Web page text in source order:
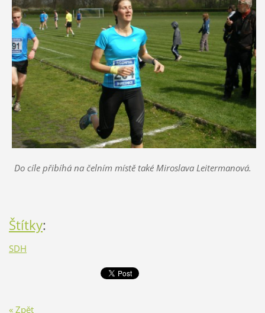
Do cíle přibíhá na čelním místě také Miroslava Leitermanová.
Štítky:
SDH
« Zpět